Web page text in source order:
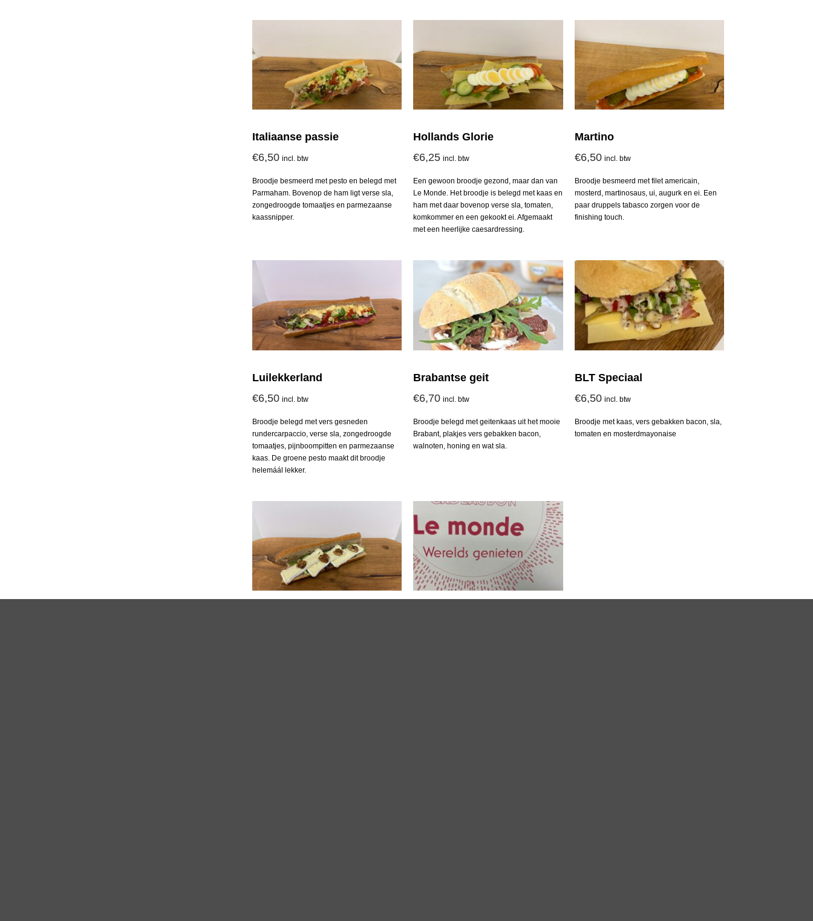
Italiaanse passie
€6,50 incl. btw
Broodje besmeerd met pesto en belegd met
Parmaham. Bovenop de ham ligt verse sla,
zongedroogde tomaatjes en parmezaanse
kaassnipper.
Hollands Glorie
€6,25 incl. btw
Een gewoon broodje gezond, maar dan van
Le Monde. Het broodje is belegd met kaas en
ham met daar bovenop verse sla, tomaten,
komkommer en een gekookt ei. Afgemaakt
met een heerlijke caesardressing.
Martino
€6,50 incl. btw
Broodje besmeerd met filet americain,
mosterd, martinosaus, ui, augurk en ei. Een
paar druppels tabasco zorgen voor de
finishing touch.
Luilekkerland
€6,50 incl. btw
Broodje belegd met vers gesneden
rundercarpaccio, verse sla, zongedroogde
tomaatjes, pijnboompitten en parmezaanse
kaas. De groene pesto maakt dit broodje
helemáál lekker.
Brabantse geit
€6,70 incl. btw
Broodje belegd met geitenkaas uit het mooie
Brabant, plakjes vers gebakken bacon,
walnoten, honing en wat sla.
BLT Speciaal
€6,50 incl. btw
Broodje met kaas, vers gebakken bacon, sla,
tomaten en mosterdmayonaise